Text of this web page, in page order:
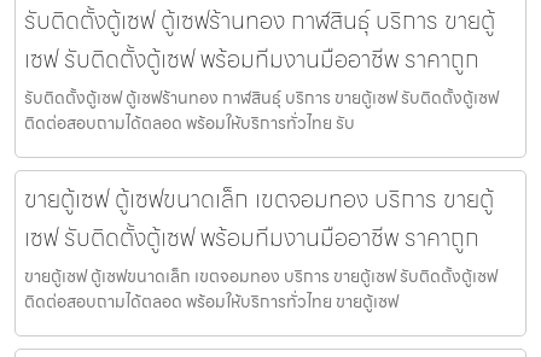
รับติดตั้งตู้เซฟ ตู้เซฟร้านทอง กาฬสินธุ์ บริการ ขายตู้
เซฟ รับติดตั้งตู้เซฟ พร้อมทีมงานมืออาชีพ ราคาถูก
รับติดตั้งตู้เซฟ ตู้เซฟร้านทอง กาฬสินธุ์ บริการ ขายตู้เซฟ รับติดตั้งตู้เซฟ
ติดต่อสอบถามได้ตลอด พร้อมให้บริการทั่วไทย รับ
ขายตู้เซฟ ตู้เซฟขนาดเล็ก เขตจอมทอง บริการ ขายตู้
เซฟ รับติดตั้งตู้เซฟ พร้อมทีมงานมืออาชีพ ราคาถูก
ขายตู้เซฟ ตู้เซฟขนาดเล็ก เขตจอมทอง บริการ ขายตู้เซฟ รับติดตั้งตู้เซฟ
ติดต่อสอบถามได้ตลอด พร้อมให้บริการทั่วไทย ขายตู้เซฟ